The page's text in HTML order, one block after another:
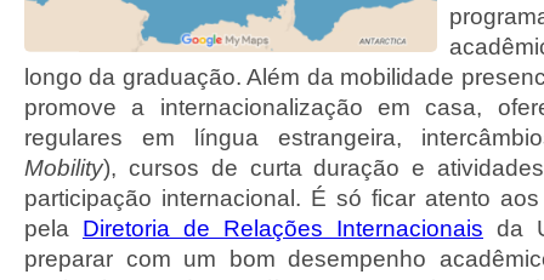
longo da graduação. Além da mobilidade
promove a internacionalização em casa,
regulares em língua estrangeira,
Mobility), cursos de curta duração e
participação internacional. É só ficar atento
pela Diretoria de Relações Internacionais da
preparar com um bom desempenho